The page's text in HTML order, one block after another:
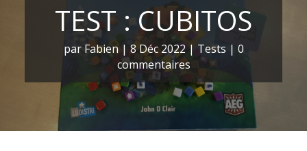
TEST : CUBITOS
par Fabien| 8 Déc 2022| Tests | 0
commentaires